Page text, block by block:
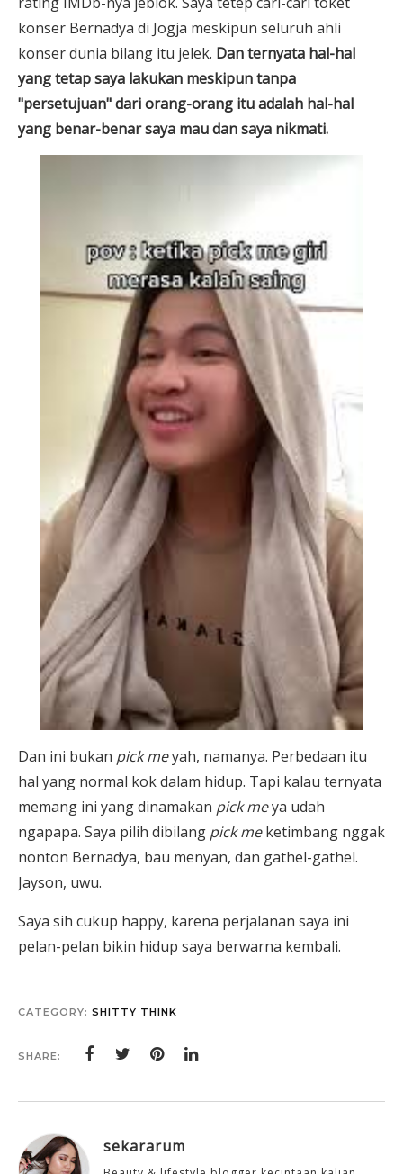
konser Bernadya di Jogja meskipun seluruh ahli
konser dunia bilang itu jelek. Dan ternyata hal-hal
yang tetap saya lakukan meskipun tanpa
"persetujuan" dari orang-orang itu adalah hal-hal
yang benar-benar saya mau dan saya nikmati.
Dan ini bukan pick meyah, namanya. Perbedaan itu
hal yang normal kok dalam hidup. Tapi kalau ternyata
memang ini yang dinamakan pick meya udah
ngapapa. Saya pilih dibilang pick meketimbang nggak
nonton Bernadya, bau menyan, dan gathel-gathel.
Jayson, uwu.
Saya sih cukup happy, karena perjalanan saya ini
pelan-pelan bikin hidup saya berwarna kembali.
CATEGORY: SHITTY THINK
SHARE:
sekararum